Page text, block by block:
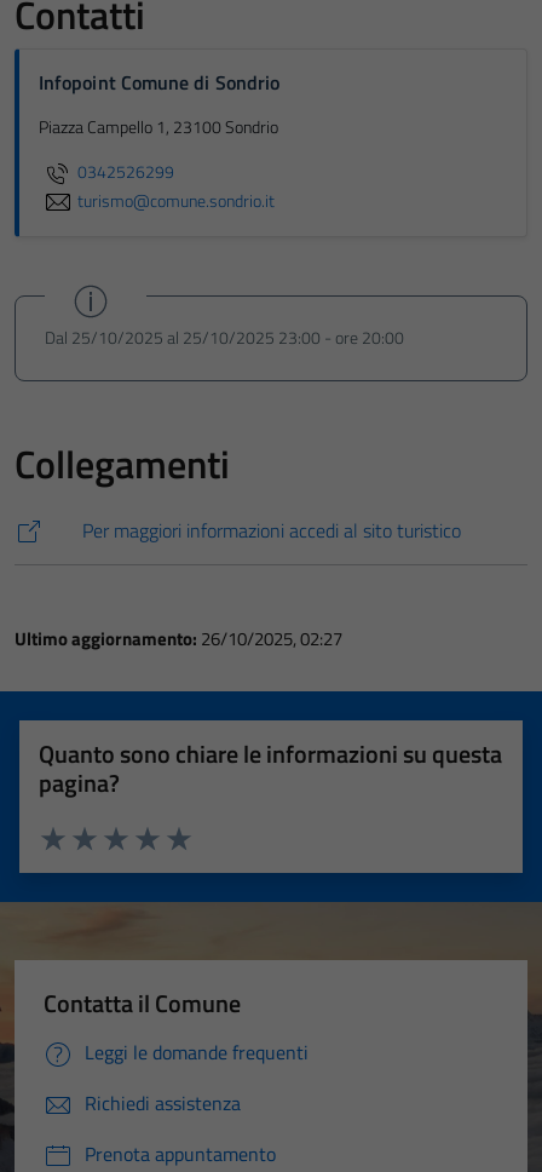
Contatti
Infopoint Comune di Sondrio
Piazza Campello 1, 23100 Sondrio
0342526299
turismo@comune.sondrio.it
Dal 25/10/2025 al 25/10/2025 23:00 - ore 20:00
Collegamenti
Per maggiori informazioni accedi al sito turistico
Ultimo aggiornamento: 26/10/2025, 02:27
Quanto sono chiare le informazioni su questa
pagina?
Valuta 5 stelle su 5
Valuta 4 stelle su 5
Valuta 3 stelle su 5
Valuta 2 stelle su 5
Valuta 1 stelle su 5
Contatta il Comune
Leggi le domande frequenti
Richiedi assistenza
Prenota appuntamento